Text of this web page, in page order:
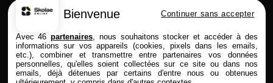
FORMATIONS SKOLAE ONLINE
Continuer sans accepter
Bienvenue
Avec 46partenaires , nous souhaitons stocker et accéder à des
informations sur vos appareils (cookies, pixels dans les emails,
etc.), combiner et transmettre entre partenaires vos données
personnelles, qu'elles soient collectées sur ce site ou dans nos
emails, déjà détenues par certains d'entre nous ou obtenues